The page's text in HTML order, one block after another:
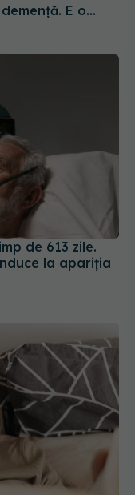
E o
păreau să fie
de 613 zile.
la apariția